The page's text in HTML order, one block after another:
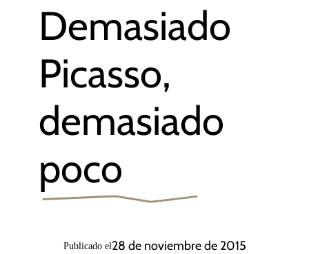
Demasiado
Picasso,
demasiado
poco
Publicado el28 de noviembre de 2015